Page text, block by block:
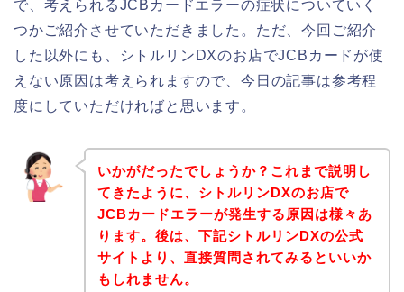
で、考えられるJCBカードエラーの症状についていく
つかご紹介させていただきました。ただ、今回ご紹介
した以外にも、シトルリンDXのお店でJCBカードが使
えない原因は考えられますので、今日の記事は参考程
度にしていただければと思います。
いかがだったでしょうか？これまで説明し
てきたように、シトルリンDXのお店で
JCBカードエラーが発生する原因は様々あ
ります。後は、下記シトルリンDXの公式
サイトより、直接質問されてみるといいか
もしれません。